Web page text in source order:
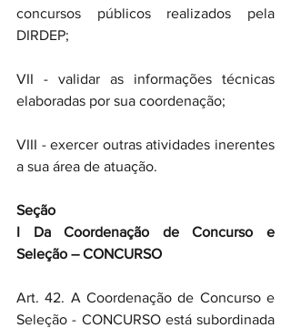
concursos públicos realizados pela
DIRDEP;
VII - validar as informações técnicas
elaboradas por sua coordenação;
VIII - exercer outras atividades inerentes
a sua área de atuação.
Seção
I Da Coordenação de Concurso e
Seleção – CONCURSO
Art. 42. A Coordenação de Concurso e
Seleção - CONCURSO está subordinada